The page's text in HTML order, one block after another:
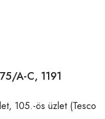
A-C, 1191
105.-ös üzlet (Tesco